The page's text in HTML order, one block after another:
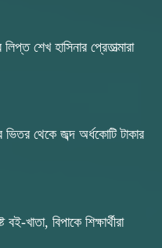
শেখ হাসিনার প্রেতাত্মারা
ভিতর থেকে জব্দ অর্ধকোটি টাকার
খাতা, বিপাকে শিক্ষার্থীরা